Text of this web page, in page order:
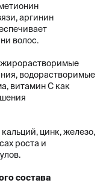
аргинин
волос.
водорастворимые
витамин C как
цинк, железо,
роста и
состава